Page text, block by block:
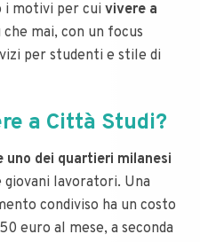
i motivi per cui vivere a
mai, con un focus
per studenti e stile di
a Città Studi?
uno dei quartieri milanesi
lavoratori. Una
condiviso ha un costo
euro al mese, a seconda